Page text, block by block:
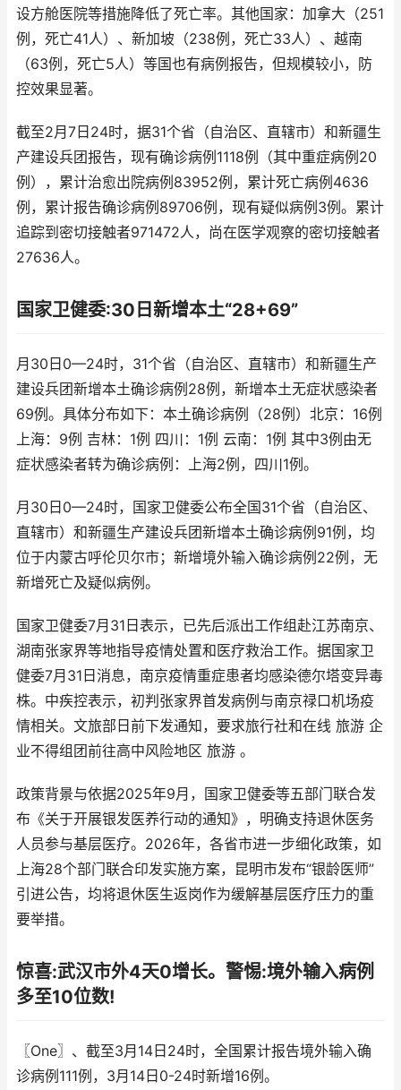
设方舱医院等措施降低了死亡率。其他国家：加拿大（251
例，死亡41人）、新加坡（238例，死亡33人）、越南
（63例，死亡5人）等国也有病例报告，但规模较小，防
控效果显著。
截至2月7日24时，据31个省（自治区、直辖市）和新疆生
产建设兵团报告，现有确诊病例1118例（其中重症病例20
例），累计治愈出院病例83952例，累计死亡病例4636
例，累计报告确诊病例89706例，现有疑似病例3例。累计
追踪到密切接触者971472人，尚在医学观察的密切接触者
27636人。
国家卫健委:30日新增本土“28+69”
月30日0—24时，31个省（自治区、直辖市）和新疆生产
建设兵团新增本土确诊病例28例，新增本土无症状感染者
69例。具体分布如下：本土确诊病例（28例）北京：16例
上海：9例 吉林：1例 四川：1例 云南：1例 其中3例由无
症状感染者转为确诊病例：上海2例，四川1例。
月30日0—24时，国家卫健委公布全国31个省（自治区、
直辖市）和新疆生产建设兵团新增本土确诊病例91例，均
位于内蒙古呼伦贝尔市；新增境外输入确诊病例22例，无
新增死亡及疑似病例。
国家卫健委7月31日表示，已先后派出工作组赴江苏南京、
湖南张家界等地指导疫情处置和医疗救治工作。据国家卫
健委7月31日消息，南京疫情重症患者均感染德尔塔变异毒
株。中疾控表示，初判张家界首发病例与南京禄口机场疫
情相关。文旅部日前下发通知，要求旅行社和在线 旅游 企
业不得组团前往高中风险地区 旅游 。
政策背景与依据2025年9月，国家卫健委等五部门联合发
布《关于开展银发医养行动的通知》，明确支持退休医务
人员参与基层医疗。2026年，各省市进一步细化政策，如
上海28个部门联合印发实施方案，昆明市发布“银龄医师”
引进公告，均将退休医生返岗作为缓解基层医疗压力的重
要举措。
惊喜:武汉市外4天0增长。警惕:境外输入病例
多至10位数!
〖One〗、截至3月14日24时，全国累计报告境外输入确
诊病例111例，3月14日0-24时新增16例。